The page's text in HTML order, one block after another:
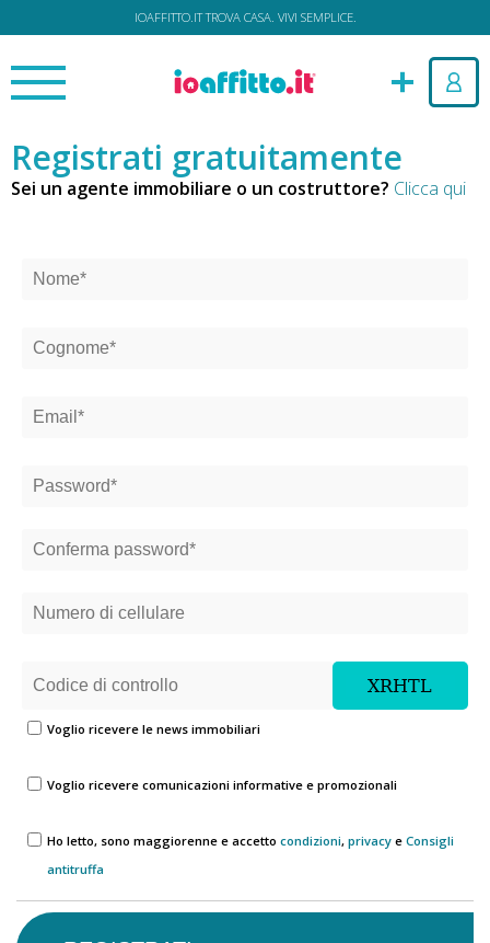
IOAFFITTO.IT TROVA CASA. VIVI SEMPLICE.
Registrati gratuitamente
Sei un agente immobiliare o un costruttore? Clicca qui
Voglio ricevere le news immobiliari
Voglio ricevere comunicazioni informative e promozionali
Ho letto, sono maggiorenne e accetto condizioni, privacy e Consigli
antitruffa